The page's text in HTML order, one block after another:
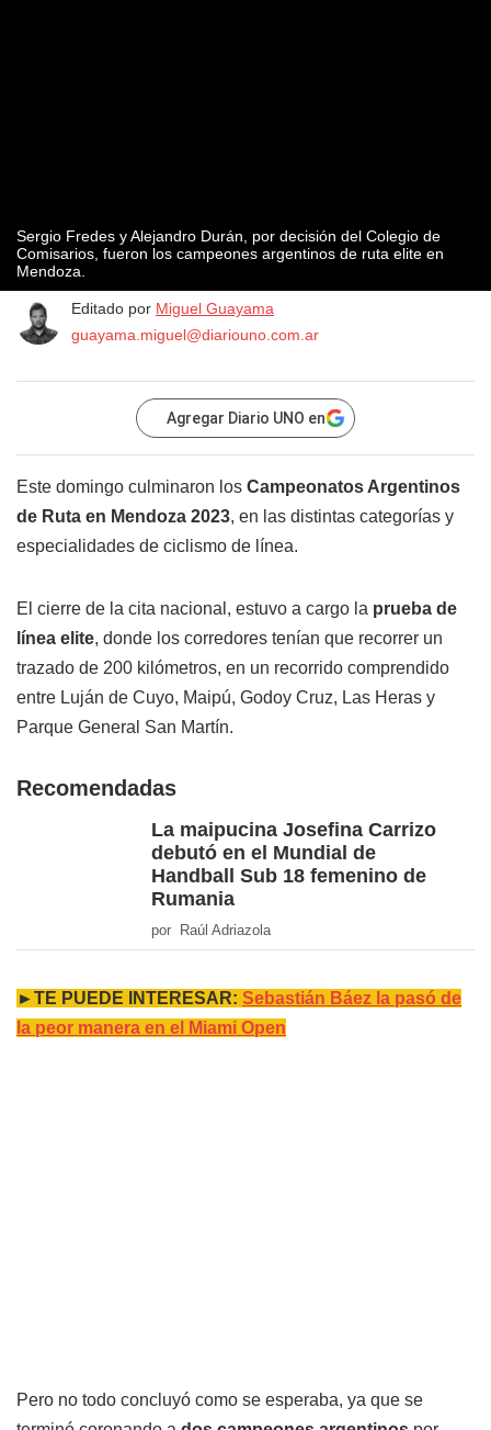
Sergio Fredes y Alejandro Durán, por decisión del Colegio de
Comisarios, fueron los campeones argentinos de ruta elite en
Mendoza.
Editado por Miguel Guayama
guayama.miguel@diariouno.com.ar
Agregar Diario UNO en
Este domingo culminaron los Campeonatos Argentinos
de Ruta en Mendoza 2023, en las distintas categorías y
especialidades de ciclismo de línea.
El cierre de la cita nacional, estuvo a cargo la prueba de
línea elite, donde los corredores tenían que recorrer un
trazado de 200 kilómetros, en un recorrido comprendido
entre Luján de Cuyo, Maipú, Godoy Cruz, Las Heras y
Parque General San Martín.
Recomendadas
La maipucina Josefina Carrizo
debutó en el Mundial de
Handball Sub 18 femenino de
Rumania
por Raúl Adriazola
►TE PUEDE INTERESAR: Sebastián Báez la pasó de
la peor manera en el Miami Open
Pero no todo concluyó como se esperaba, ya que se